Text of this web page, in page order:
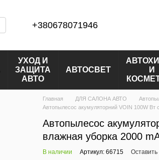
+380678071946
УХОД И
ЗАЩИТА
АВТО
АВТОСВЕТ
И
Главная ДЛЯ САЛОНА АВТО
Автопылесос акумуляторний VOIN 100W Вт
Автопылесос
влажная уборка 2000
В наличии Артикул: 66715